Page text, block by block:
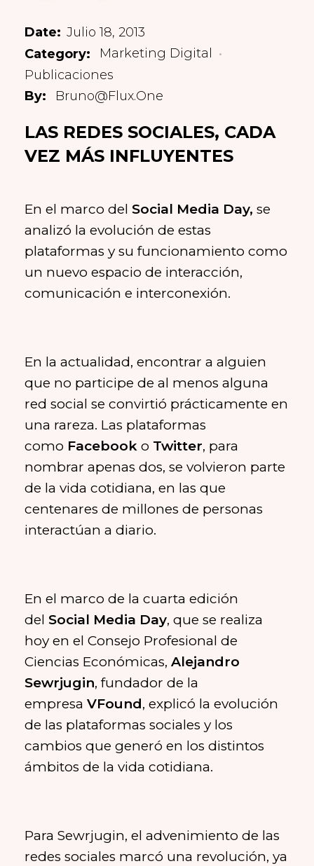
LAS REDES SOCIALES, CADA
VEZ MÁS INFLUYENTES
Julio 18, 2013
Bruno@flux.one
Marketing Digital
Publicaciones
En el marco del Social Media Day, se
analizó la evolución de estas
plataformas y su funcionamiento como
un nuevo espacio de interacción,
comunicación e interconexión.
En la actualidad, encontrar a alguien
que no participe de al menos alguna
red social se convirtió prácticamente en
una rareza. Las plataformas
como Facebook o Twitter, para
nombrar apenas dos, se volvieron parte
de la vida cotidiana, en las que
centenares de millones de personas
interactúan a diario.
En el marco de la cuarta edición
del Social Media Day, que se realiza
hoy en el Consejo Profesional de
Ciencias Económicas, Alejandro
Sewrjugin, fundador de la
empresa VFound, explicó la evolución
de las plataformas sociales y los
cambios que generó en los distintos
ámbitos de la vida cotidiana.
Para Sewrjugin, el advenimiento de las
redes sociales marcó una revolución, ya